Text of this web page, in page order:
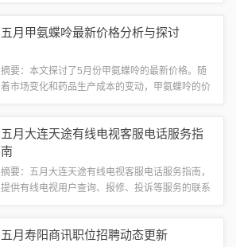
在100-200字之间。本文将带您领略莒...
五月甲氨蝶呤最新价格分析与探讨
摘要：本文探讨了5月份甲氨蝶呤的最新价格。随
着市场变化和药品生产成本的变动，甲氨蝶呤的价
药品价格受多种因素影响，建议消费者在购买...
五月大连天途有线电视客服电话服务指
南
摘要：五月大连天途有线电视客服电话服务指南，
提供有线电视用户查询、报修、投诉等服务的联系
指南为用户提供最新的服务信息和解答常见问...
五月寿阳商讯职位招聘动态更新